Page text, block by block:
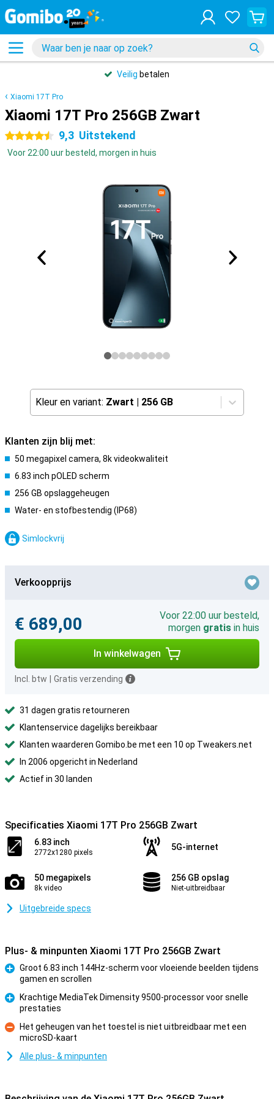
Veilig betalen
Xiaomi 17T Pro
Xiaomi 17T Pro 256GB Zwart
4.5 sterren 9,3 Uitstekend
Voor 22:00 uur besteld, morgen in huis
Kleur en variant: Zwart | 256 GB
Klanten zijn blij met:
50 megapixel camera, 8k videokwaliteit
6.83 inch pOLED scherm
256 GB opslaggeheugen
Water- en stofbestendig (IP68)
Simlockvrij
Verkoopprijs
€ 689,00
Voor 22:00 uur besteld,
morgen gratis in huis
In winkelwagen
Incl. btw Gratis verzending
31 dagen gratis retourneren
Klantenservice dagelijks bereikbaar
Klanten waarderen Gomibo.be met een 10 op Tweakers.net
In 2006 opgericht in Nederland
Actief in 30 landen
Specificaties Xiaomi 17T Pro 256GB Zwart
6.83 inch
2772x1280 pixels
5G-internet
50 megapixels
8k video
256 GB opslag
Niet-uitbreidbaar
Uitgebreide specs
Plus- & minpunten Xiaomi 17T Pro 256GB Zwart
Pluspunt
Groot 6.83 inch 144Hz-scherm voor vloeiende beelden tijdens
gamen en scrollen
Pluspunt
Krachtige MediaTek Dimensity 9500-processor voor snelle
prestaties
Minpunt
Het geheugen van het toestel is niet uitbreidbaar met een
microSD-kaart
Alle plus- & minpunten